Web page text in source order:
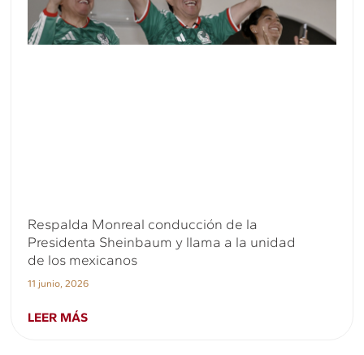
Respalda Monreal conducción de la
Presidenta Sheinbaum y llama a la unidad
de los mexicanos
11 junio, 2026
LEER MÁS